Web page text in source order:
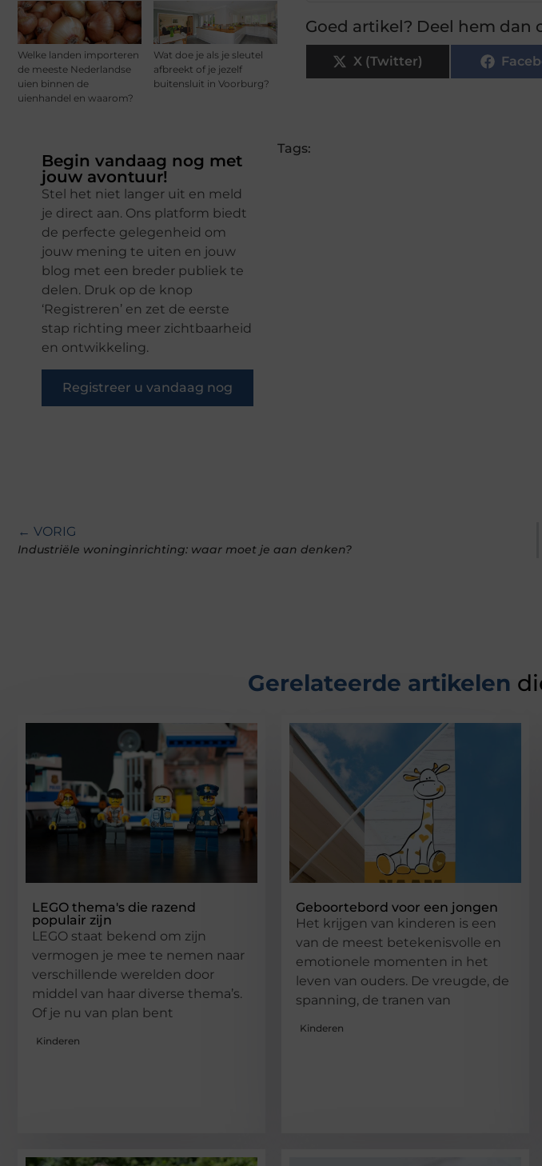
Welke landen importeren
de meeste Nederlandse
uien binnen de
uienhandel en waarom?
Wat doe je als je sleutel
afbreekt of je jezelf
buitensluit in Voorburg?
Begin vandaag nog met
jouw avontuur!
Stel het niet langer uit en meld
je direct aan. Ons platform biedt
de perfecte gelegenheid om
jouw mening te uiten en jouw
blog met een breder publiek te
delen. Druk op de knop
‘Registreren’ en zet de eerste
stap richting meer zichtbaarheid
en ontwikkeling.
Registreer u vandaag nog
Goed artikel? Deel hem dan
X (Twitter)
Tags:
← VORIG
Industriële woninginrichting: waar moet je aan denken?
Gerelateerde artikelen
LEGO thema's die razend
populair zijn
LEGO staat bekend om zijn
vermogen je mee te nemen naar
verschillende werelden door
middel van haar diverse thema’s.
Of je nu van plan bent
Kinderen
Geboortebord voor een jongen
Het krijgen van kinderen is een
van de meest betekenisvolle en
emotionele momenten in het
leven van ouders. De vreugde, de
spanning, de tranen van
Kinderen